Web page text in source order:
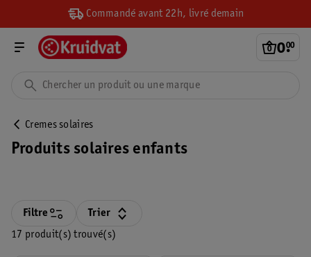
Commandé avant 22h, livré demain
0.
00
Cremes solaires
Produits solaires enfants
17 produit(s) trouvé(s)
Filtre Trier